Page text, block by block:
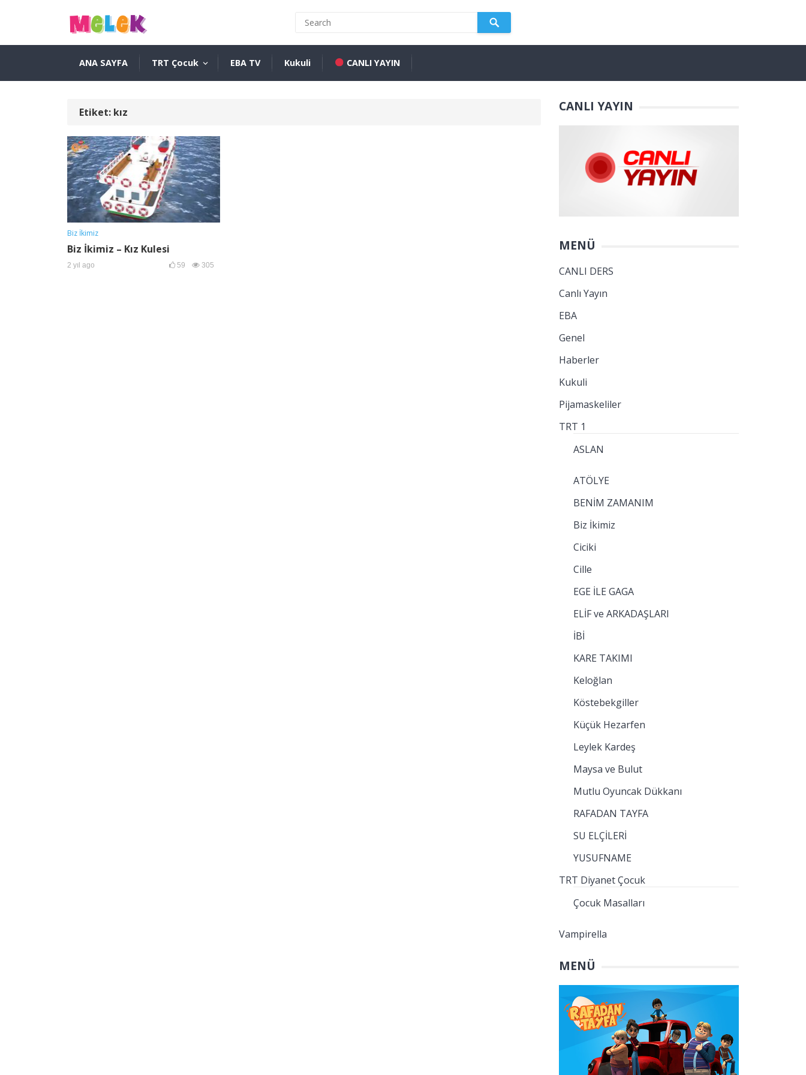
ANA SAYFA TRT Çocuk EBA TV Kukuli CANLI YAYIN
Etiket: kız
Biz İkimiz
Biz İkimiz – Kız Kulesi
2 yıl ago 59 305
CANLI YAYIN
MENÜ
CANLI DERS
Canlı Yayın
EBA
Genel
Haberler
Kukuli
Pijamaskeliler
TRT 1
ASLAN
ATÖLYE
BENİM ZAMANIM
Biz İkimiz
Ciciki
Cille
EGE İLE GAGA
ELİF ve ARKADAŞLARI
İBİ
KARE TAKIMI
Keloğlan
Köstebekgiller
Küçük Hezarfen
Leylek Kardeş
Maysa ve Bulut
Mutlu Oyuncak Dükkanı
RAFADAN TAYFA
SU ELÇİLERİ
YUSUFNAME
TRT Diyanet Çocuk
Çocuk Masalları
Vampirella
MENÜ